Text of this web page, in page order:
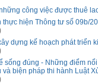
công việc được thuê
thực hiện Thông tư số 09b/
dựng kế hoạch phát triển
sống đúng - Những điểm
và biện pháp thi hành Luật